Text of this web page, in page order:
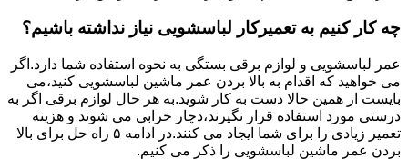
چه کار کنیم به تعمیرکار لباسشویی نیاز نداشته باشیم؟
عمر لباسشویی و لوازم برقی بستگی به نحوه استفاده شما دارد.اگر
می خواهید که اقدام به بالا بردن عمر ماشین لباسشویی کنید،می
بایست از همین حالا دست به کار شوید.به هر حال لوازم برقی اگر به
درستی مورد استفاده قرار نگیرند،دچار خرابی می شوند و هزینه
تعمیر زیادی را برای شما ایجاد می کنند.در ادامه ۵ راه حل برای بالا
بردن عمر ماشین لباسشویی را ذکر می کنیم.